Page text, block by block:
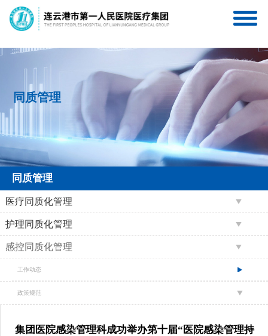
连一医医疗集团服务号
同质管理
同质管理
医疗同质化管理
护理同质化管理
感控同质化管理
工作动态
政策规范
集团医院感染管理科成功举办第十届“医院感染管理持